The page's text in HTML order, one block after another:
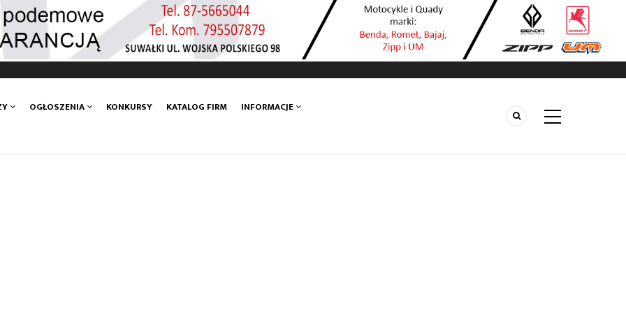
OGŁOSZENIA KONKURSY KATALOG FIRM INFORMACJE